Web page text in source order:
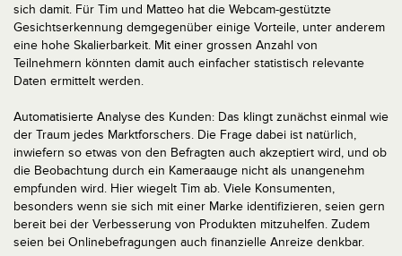
sich damit. Für Tim und Matteo hat die Webcam-gestützte
Gesichtserkennung demgegenüber einige Vorteile, unter anderem
eine hohe Skalierbarkeit. Mit einer grossen Anzahl von
Teilnehmern könnten damit auch einfacher statistisch relevante
Daten ermittelt werden.
Automatisierte Analyse des Kunden: Das klingt zunächst einmal wie
der Traum jedes Marktforschers. Die Frage dabei ist natürlich,
inwiefern so etwas von den Befragten auch akzeptiert wird, und ob
die Beobachtung durch ein Kameraauge nicht als unangenehm
empfunden wird. Hier wiegelt Tim ab. Viele Konsumenten,
besonders wenn sie sich mit einer Marke identifizieren, seien gern
bereit bei der Verbesserung von Produkten mitzuhelfen. Zudem
seien bei Onlinebefragungen auch finanzielle Anreize denkbar.